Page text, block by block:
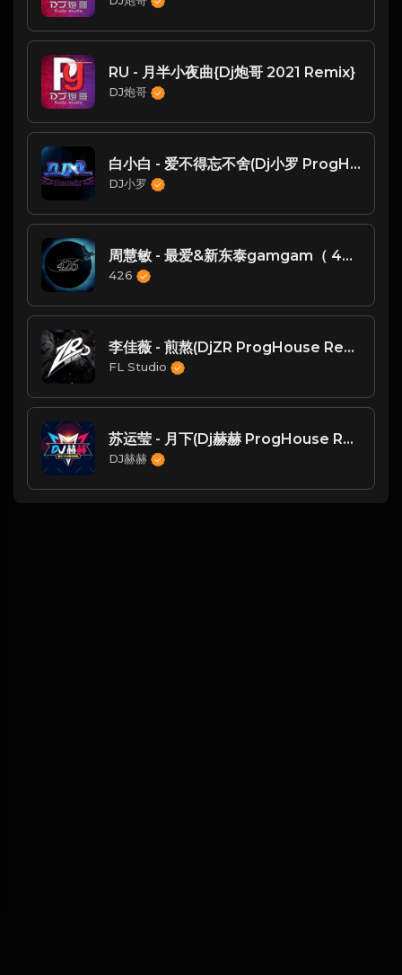
RU - 月半小夜曲{Dj炮哥 2021 Remix}
DJ炮哥
白小白 - 爱不得忘不舍(Dj小罗 ProgHouse Mix国语男)
DJ小罗
周慧敏 - 最爱&新东泰gamgam（ 426编曲团队 新福鼓Mix ）
426
李佳薇 - 煎熬(DjZR ProgHouse Remix)
FL Studio
苏运莹 - 月下(Dj赫赫 ProgHouse Rmx 2023)
DJ赫赫